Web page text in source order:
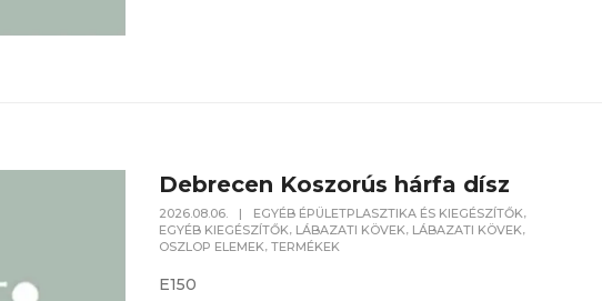
Debrecen Koszorús hárfa dísz
2026.08.06. | EGYÉB ÉPÜLETPLASZTIKA ÉS KIEGÉSZÍTŐK,
EGYÉB KIEGÉSZÍTŐK, LÁBAZATI KÖVEK, LÁBAZATI KÖVEK,
OSZLOP ELEMEK,TERMÉKEK
E150